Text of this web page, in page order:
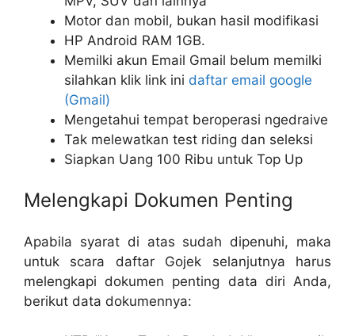
Motor dan mobil, bukan hasil modifikasi
HP Android RAM 1GB.
Memilki akun Email Gmail belum memilki
silahkan klik link ini daftar email google
(Gmail)
Mengetahui tempat beroperasi ngedraive
Tak melewatkan test riding dan seleksi
Siapkan Uang 100 Ribu untuk Top Up
Melengkapi Dokumen Penting
Apabila syarat di atas sudah dipenuhi, maka
untuk scara daftar Gojek selanjutnya harus
melengkapi dokumen penting data diri Anda,
berikut data dokumennya: